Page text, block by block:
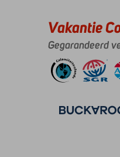
Danny
Nederland
Gezin met jong(e) kind(eren)
,
24 maart 2026
Maria:
Prachtig
strand,
verder
weinig
buiten
resort
Eten
Wifi
Vakantie
Gegarandeerd